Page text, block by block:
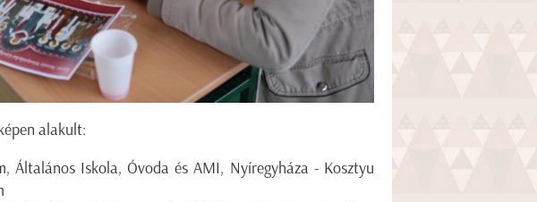
alakult:
Általános Iskola, Óvoda és AMI, Nyíregyháza - Kosztyu